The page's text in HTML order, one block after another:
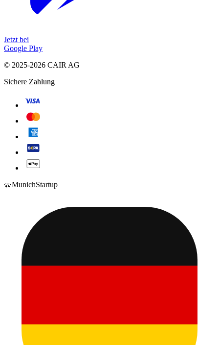
Jetzt bei
Google Play
© 2025-2026 CAIR AG
Sichere Zahlung
🥨MunichStartup